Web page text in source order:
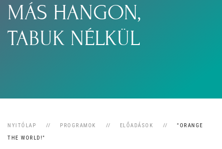
MÁS HANGON,
TABUK NÉLKÜL
NYITÓLAP PROGRAMOK ELŐADÁSOK
"ORANGE
THE WORLD!"